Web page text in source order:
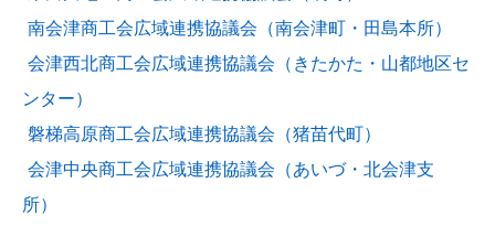
南会津商工会広域連携協議会（南会津町・田島本所）
会津西北商工会広域連携協議会（きたかた・山都地区セ
ンター）
磐梯高原商工会広域連携協議会（猪苗代町）
会津中央商工会広域連携協議会（あいづ・北会津支
所）